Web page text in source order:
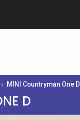
MINI Countryman One D
D